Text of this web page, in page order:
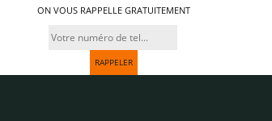
ON VOUS RAPPELLE GRATUITEMENT